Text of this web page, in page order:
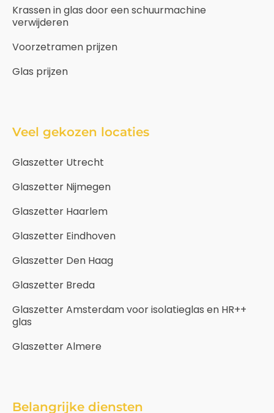
Krassen in glas door een schuurmachine
verwijderen
Voorzetramen prijzen
Glas prijzen
Veel gekozen locaties
Glaszetter Utrecht
Glaszetter Nijmegen
Glaszetter Haarlem
Glaszetter Eindhoven
Glaszetter Den Haag
Glaszetter Breda
Glaszetter Amsterdam voor isolatieglas en HR++
glas
Glaszetter Almere
Belangrijke diensten